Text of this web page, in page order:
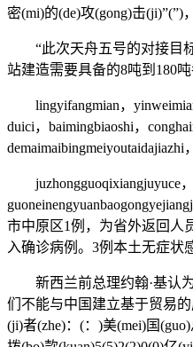
密(mi)的(de)攻(gong)击(ji)”(”)
“此次天舟五号的对接目标
站建造需要具备的8吨到180
lingyifangmian，
duici，baimingbiaoshi，
demaimaibingmeiyoutaidajiazhi
juzhongguoqixiangjuyuce
市中原区1例，为省外返回人
入确诊病例。3例本土无症状
新西兰前总理约翰·基认为
们不能与中国建立基于贸易
(ji)者(zhe)：(：)美(mei)国